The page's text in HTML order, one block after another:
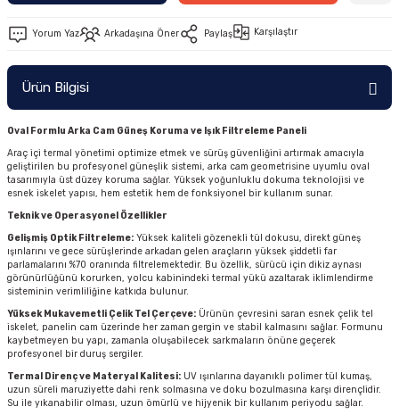
Yorum Yaz Arkadaşına Öner Paylaş Karşılaştır
Ürün Bilgisi
Oval Formlu Arka Cam Güneş Koruma ve Işık Filtreleme Paneli
Araç içi termal yönetimi optimize etmek ve sürüş güvenliğini artırmak amacıyla
geliştirilen bu profesyonel güneşlik sistemi, arka cam geometrisine uyumlu oval
tasarımıyla üst düzey koruma sağlar. Yüksek yoğunluklu dokuma teknolojisi ve
esnek iskelet yapısı, hem estetik hem de fonksiyonel bir kullanım sunar.
Teknik ve Operasyonel Özellikler
Gelişmiş Optik Filtreleme: Yüksek kaliteli gözenekli tül dokusu, direkt güneş
ışınlarını ve gece sürüşlerinde arkadan gelen araçların yüksek şiddetli far
parlamalarını %70 oranında filtrelemektedir. Bu özellik, sürücü için dikiz aynası
görünürlüğünü korurken, yolcu kabinindeki termal yükü azaltarak iklimlendirme
sisteminin verimliliğine katkıda bulunur.
Yüksek Mukavemetli Çelik Tel Çerçeve: Ürünün çevresini saran esnek çelik tel
iskelet, panelin cam üzerinde her zaman gergin ve stabil kalmasını sağlar. Formunu
kaybetmeyen bu yapı, zamanla oluşabilecek sarkmaların önüne geçerek
profesyonel bir duruş sergiler.
Termal Direnç ve Materyal Kalitesi: UV ışınlarına dayanıklı polimer tül kumaş,
uzun süreli maruziyette dahi renk solmasına ve doku bozulmasına karşı dirençlidir.
Su ile yıkanabilir olması, uzun ömürlü ve hijyenik bir kullanım periyodu sağlar.